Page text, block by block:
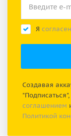
Я согласен
Создавая
соглашением
Политикой